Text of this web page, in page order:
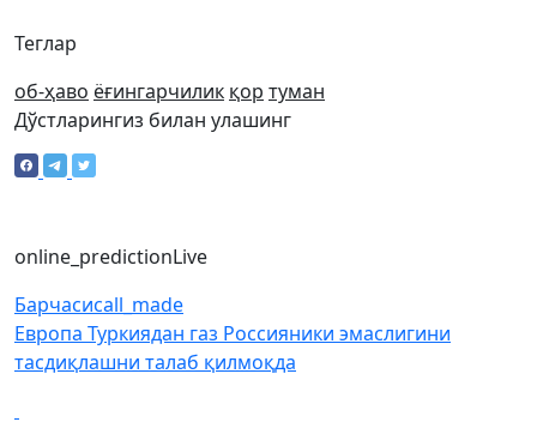
Теглар
об-ҳаво ёғингарчилик қор туман
Дўстларингиз билан улашинг
online_predictionLive
Барчасиcall_made
Европа Туркиядан газ Россияники эмаслигини
тасдиқлашни талаб қилмоқда